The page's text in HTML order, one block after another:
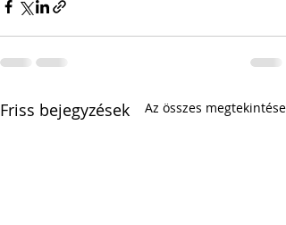
Friss bejegyzések Az összes megtekintése